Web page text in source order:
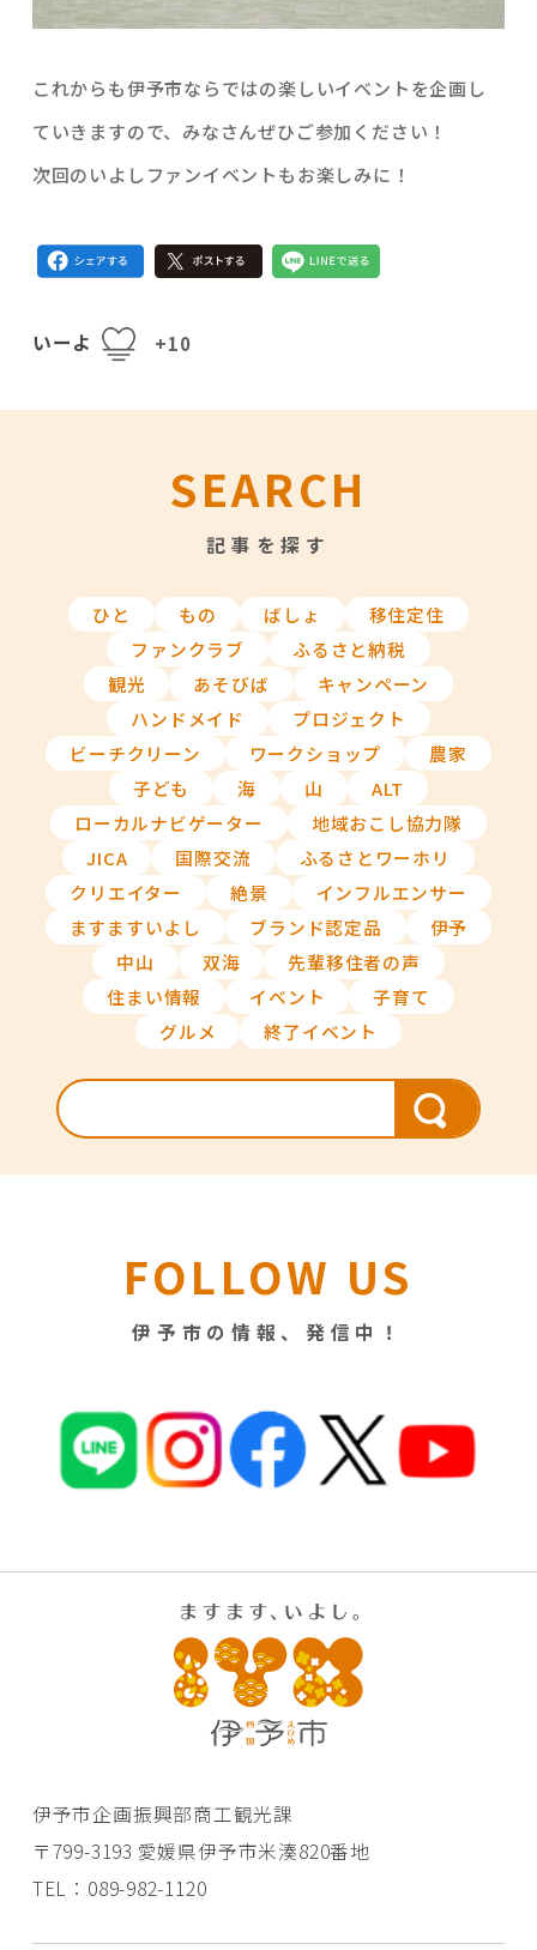
これからも伊予市ならではの楽しいイベントを企画し
ていきますので、みなさんぜひご参加ください！
次回のいよしファンイベントもお楽しみに！
いーよ +10
SEARCH
記事を探す
ひと もの ばしょ
移住定住
ファンクラブ
ふるさと納税
観光
あそびば
キャンペーン
ハンドメイド
プロジェクト
ビーチクリーン
ワークショップ
農家
子ども
海 山
ALT
ローカルナビゲーター
地域おこし協力隊
JICA
国際交流
ふるさとワーホリ
クリエイター
絶景
インフルエンサー
ますますいよし
ブランド認定品
伊予
中山
双海
先輩移住者の声
住まい情報
イベント
子育て
グルメ
終了イベント
FOLLOW US
伊予市の情報、発信中！
伊予市企画振興部商工観光課
〒799-3193 愛媛県伊予市米湊820番地
TEL：089-982-1120